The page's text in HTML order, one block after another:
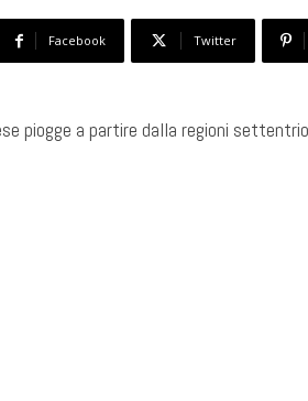
Facebook Twitter
piogge a partire dalla regioni